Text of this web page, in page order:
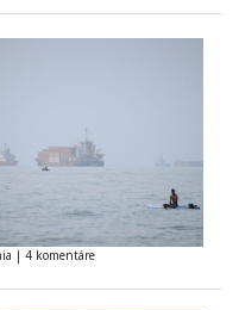
| 4 komentáre